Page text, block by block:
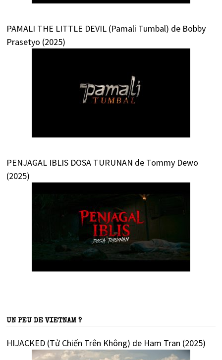
PAMALI THE LITTLE DEVIL (Pamali Tumbal) de Bobby
Prasetyo (2025)
PENJAGAL IBLIS DOSA TURUNAN de Tommy Dewo
(2025)
UN PEU DE VIETNAM ?
HIJACKED (Tử Chiến Trên Không) de Ham Tran (2025)